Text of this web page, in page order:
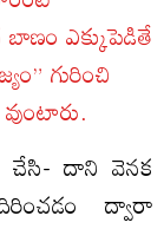
బాణం ఎక్కుపెడితే
గురించి
చేసి- దాని వెనక
ద్వారా